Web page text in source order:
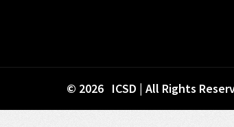
© 2026 ICSD | All Rights